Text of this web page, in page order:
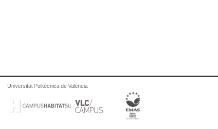
Universitat Politècnica de València